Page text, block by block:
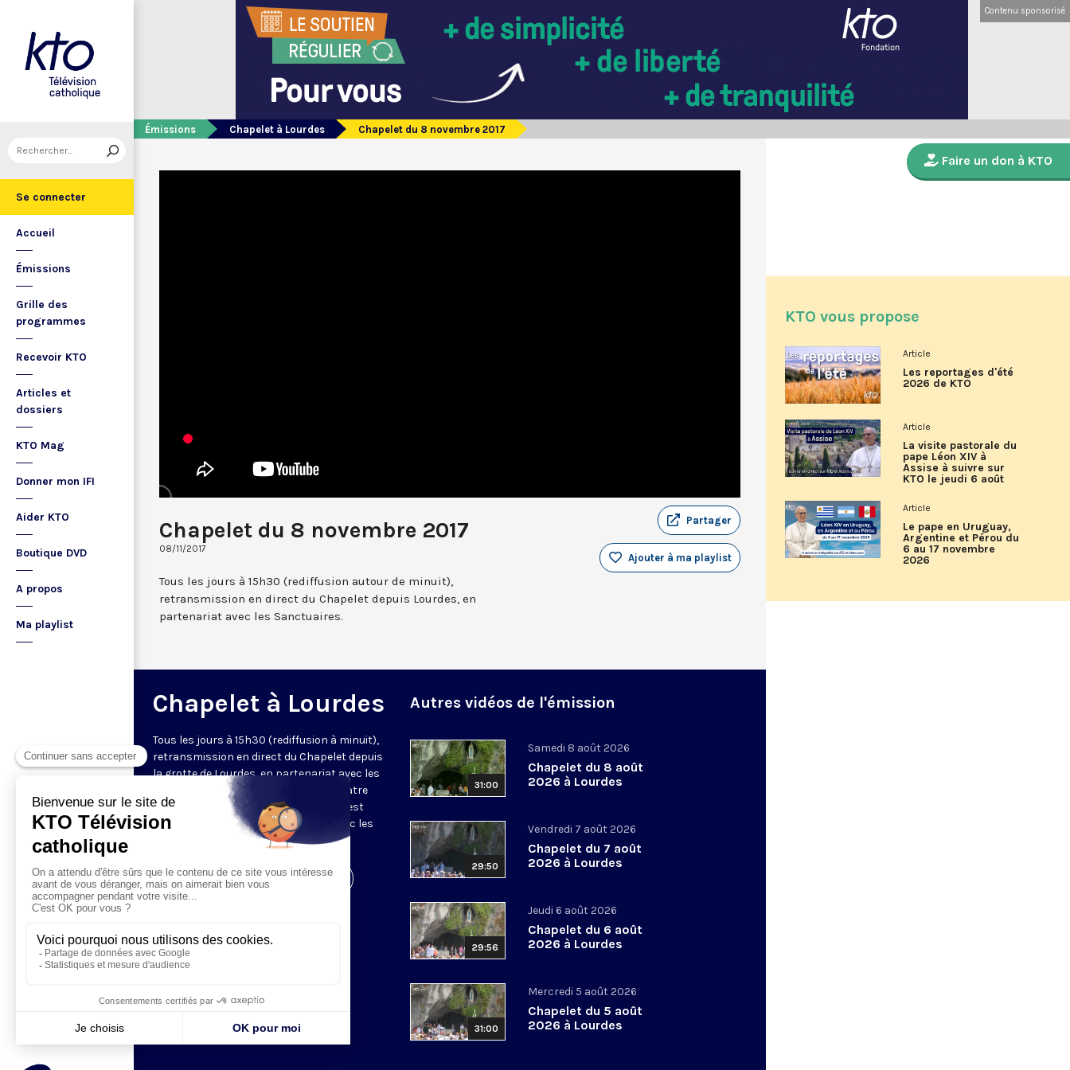
Se connecter
Accueil
Émissions
Grille des
programmes
Recevoir KTO
Articles et
dossiers
KTO Mag
Donner mon IFI
Aider KTO
Boutique DVD
A propos
Ma playlist
Contenu sponsorisé
Émissions Chapelet à Lourdes Chapelet du 8 novembre 2017
Chapelet du 8 novembre 2017
08/11/2017
Partager
Ajouter à ma playlist
Tous les jours à 15h30 (rediffusion autour de minuit),
retransmission en direct du Chapelet depuis Lourdes, en
partenariat avec les Sanctuaires.
Chapelet à Lourdes
Tous les jours à 15h30 (rediffusion à minuit),
retransmission en direct du Chapelet depuis
la grotte de Lourdes, en partenariat avec les
Sanctuaires. Chaque jour, l'une des quatre
méditations des mystères du Rosaire est
proposée en communion de prière avec les
Visiter la page de l'émission
Autres vidéos de l'émission
31:00
Samedi 8 août 2026
Chapelet du 8 août
2026 à Lourdes
29:50
Vendredi 7 août 2026
Chapelet du 7 août
2026 à Lourdes
29:56
Jeudi 6 août 2026
Chapelet du 6 août
2026 à Lourdes
31:00
Mercredi 5 août 2026
Chapelet du 5 août
2026 à Lourdes
Faire un don à KTO
KTO vous propose
Article
Les reportages d'été
2026 de KTO
Article
La visite pastorale du
pape Léon XIV à
Assise à suivre sur
KTO le jeudi 6 août
Article
Le pape en Uruguay,
Argentine et Pérou du
6 au 17 novembre
2026